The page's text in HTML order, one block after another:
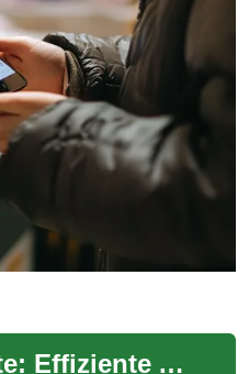
Haushaltsgeräte: Effiziente Alltagshelfer im Überblick